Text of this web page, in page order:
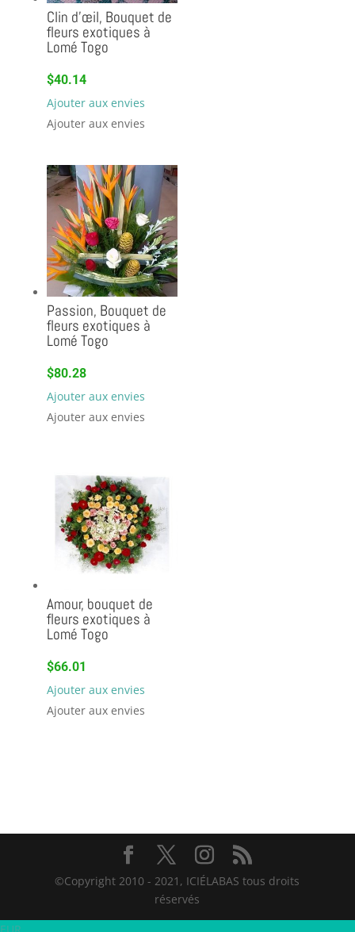
Clin d’œil, Bouquet de
fleurs exotiques à
Lomé Togo
$40.14
Ajouter aux envies
Ajouter aux envies
Passion, Bouquet de
fleurs exotiques à
Lomé Togo
$80.28
Ajouter aux envies
Ajouter aux envies
Amour, bouquet de
fleurs exotiques à
Lomé Togo
$66.01
Ajouter aux envies
Ajouter aux envies
©Copyright 2010 - 2021, ICIÉLABAS tous droits
réservés